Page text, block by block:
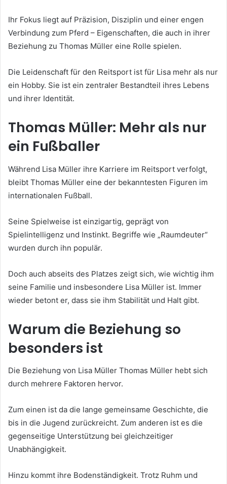
Ihr Fokus liegt auf Präzision, Disziplin und einer engen
Verbindung zum Pferd – Eigenschaften, die auch in ihrer
Beziehung zu Thomas Müller eine Rolle spielen.
Die Leidenschaft für den Reitsport ist für Lisa mehr als nur
ein Hobby. Sie ist ein zentraler Bestandteil ihres Lebens
und ihrer Identität.
Thomas Müller: Mehr als nur
ein Fußballer
Während Lisa Müller ihre Karriere im Reitsport verfolgt,
bleibt Thomas Müller eine der bekanntesten Figuren im
internationalen Fußball.
Seine Spielweise ist einzigartig, geprägt von
Spielintelligenz und Instinkt. Begriffe wie „Raumdeuter“
wurden durch ihn populär.
Doch auch abseits des Platzes zeigt sich, wie wichtig ihm
seine Familie und insbesondere Lisa Müller ist. Immer
wieder betont er, dass sie ihm Stabilität und Halt gibt.
Warum die Beziehung so
besonders ist
Die Beziehung von Lisa Müller Thomas Müller hebt sich
durch mehrere Faktoren hervor.
Zum einen ist da die lange gemeinsame Geschichte, die
bis in die Jugend zurückreicht. Zum anderen ist es die
gegenseitige Unterstützung bei gleichzeitiger
Unabhängigkeit.
Hinzu kommt ihre Bodenständigkeit. Trotz Ruhm und